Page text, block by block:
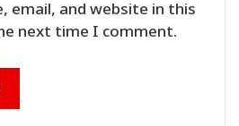
email, and website in this
next time I comment.